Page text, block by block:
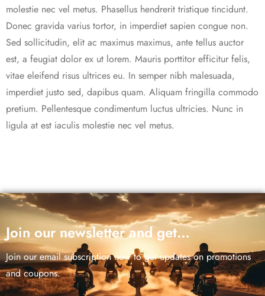
molestie nec vel metus. Phasellus hendrerit tristique tincidunt.
Donec gravida varius tortor, in imperdiet sapien congue non.
Sed sollicitudin, elit ac maximus maximus, ante tellus auctor
est, a feugiat dolor ex ut lorem. Mauris porttitor efficitur felis,
vitae eleifend risus ultrices eu. In semper nibh malesuada,
imperdiet justo sed, dapibus quam. Aliquam fringilla commodo
pretium. Pellentesque condimentum luctus ultricies. Nunc in
ligula at est iaculis molestie nec vel metus.
Join our newsletter and get…
Join our email subscription now to get updates on promotions
and coupons.